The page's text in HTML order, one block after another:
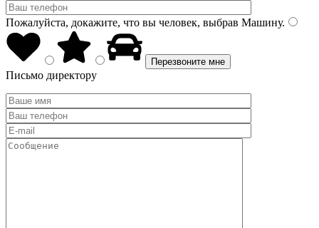
Пожалуйста, докажите, что вы человек, выбрав Машину.
Письмо директору